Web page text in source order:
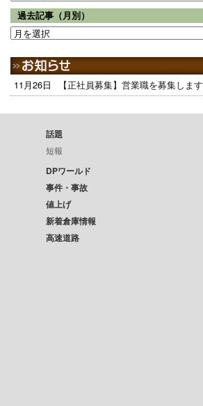
過去記事（月別）
11月26日 【正社員募集】営業職を募集します
話題
短報
DPワールド
事件・事故
値上げ
新着倉庫情報
高速道路